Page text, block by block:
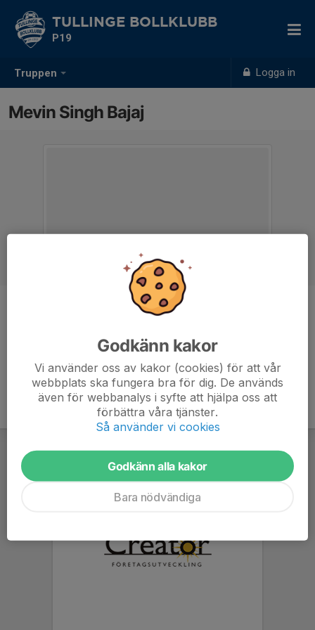
Truppen Logga in
TULLINGE BOLLKLUBB
P19
Mevin Singh Bajaj
Godkänn kakor
Vi använder oss av kakor (cookies) för att vår
webbplats ska fungera bra för dig. De används
även för webbanalys i syfte att hjälpa oss att
förbättra våra tjänster.
Så använder vi cookies
Godkänn alla kakor
Bara nödvändiga